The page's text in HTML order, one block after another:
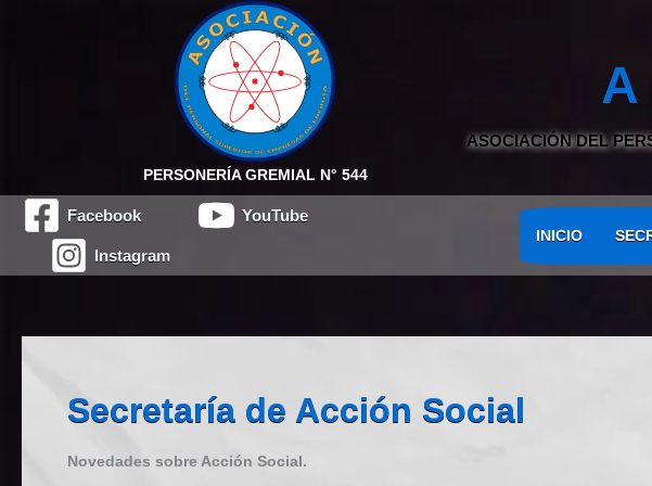
PERSONERÍA GREMIAL N° 544
ASOCIACIÓN DEL
Facebook YouTube
Instagram
INICIO
Secretaría de Acción Social
Novedades sobre Acción Social.